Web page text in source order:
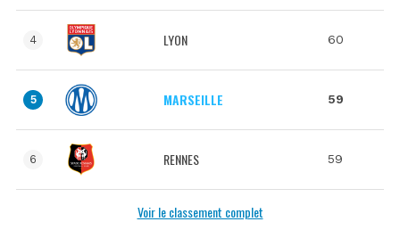
4 LYON 60
5 MARSEILLE 59
6 RENNES 59
Voir le classement complet